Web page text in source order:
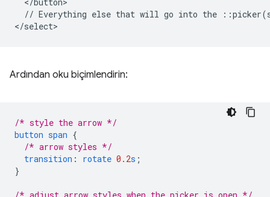
// Everything else that will go into the
Ardından oku biçimlendirin:
/* style the arrow */
button span {
/* arrow styles */
transition : rotate 0.2s ;
}